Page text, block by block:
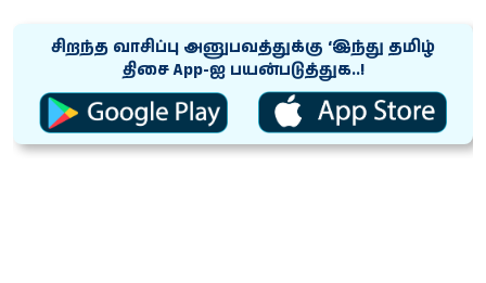
சிறந்த வாசிப்பு அனுபவத்துக்கு ‘இந்து தமிழ்
திசை App-ஐ பயன்படுத்துக..!